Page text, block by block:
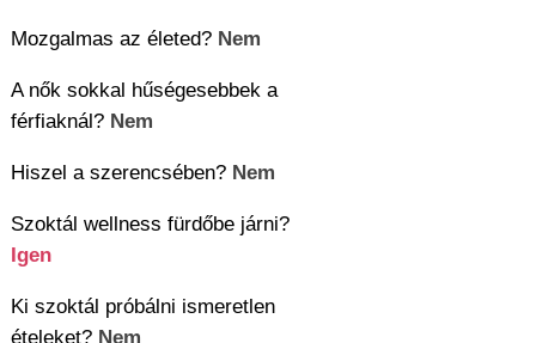
Mozgalmas az életed? Nem
A nők sokkal hűségesebbek a
férfiaknál? Nem
Hiszel a szerencsében? Nem
Szoktál wellness fürdőbe járni?
Igen
Ki szoktál próbálni ismeretlen
ételeket? Nem